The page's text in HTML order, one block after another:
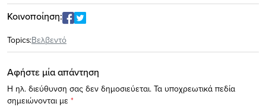
Κοινοποίηση:
Topics:Βελβεντό
Αφήστε μία απάντηση
Η ηλ. διεύθυνση σας δεν δημοσιεύεται. Τα υποχρεωτικά πεδία
σημειώνονται με *